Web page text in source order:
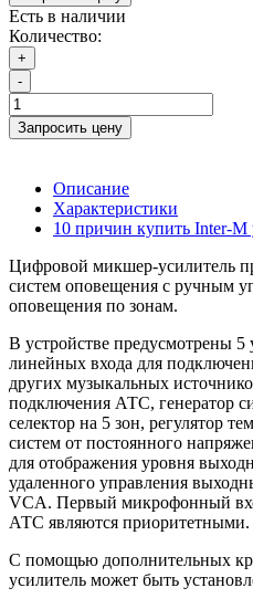
Есть в наличии
Количество:
+
-
Запросить цену
Описание
Характеристики
10 причин купить Inter-M
Цифровой микшер-усилитель
систем оповещения с ручным
оповещения по зонам.
В устройстве предусмотрены 5
линейных входа для
других музыкальных
подключения АТС, генератор
селектор на 5 зон, регулятор
систем от постоянного
для отображения уровня
удаленного управления
VCA. Первый микрофонный
АТС являются приоритетными.
С помощью дополнительных
усилитель может быть